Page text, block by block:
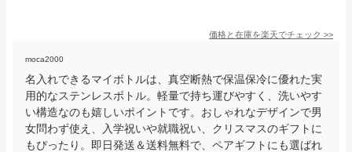
価格と在庫を楽天でチェック >>
moca2000
名入れできるマイボトルは、真空断熱で保温保冷に優れた実
用的なステンレスボトル。軽量で持ち運びやすく、洗いやす
い構造なのも嬉しいポイントです。おしゃれなデザインで男
女問わず使え、入学祝いや就職祝い、クリスマスのギフトに
もぴったり。即日発送＆送料無料で、ペアギフトにも選ばれ